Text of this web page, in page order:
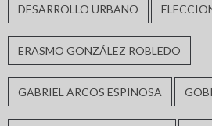
DESARROLLO URBANO
ERASMO GONZÁLEZ ROBLEDO
GABRIEL ARCOS ESPINOSA